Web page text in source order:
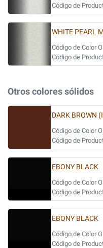
Código de
WHITE PEARL
Código de Color
Código de
Otros colores sólidos
DARK BROWN
Código de Color
Código de
EBONY BLACK
Código de Color
Código de
EBONY BLACK
Código de Color
Código de